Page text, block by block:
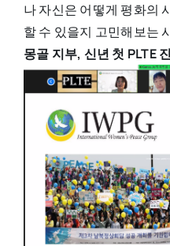
나 자신은 어떻게 평화의
할 수 있을지 고민해보는
몽골 지부, 신년 첫 PLTE